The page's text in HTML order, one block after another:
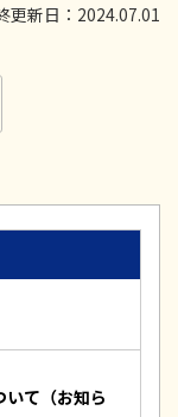
更新日：2024.07.01
て（お知ら